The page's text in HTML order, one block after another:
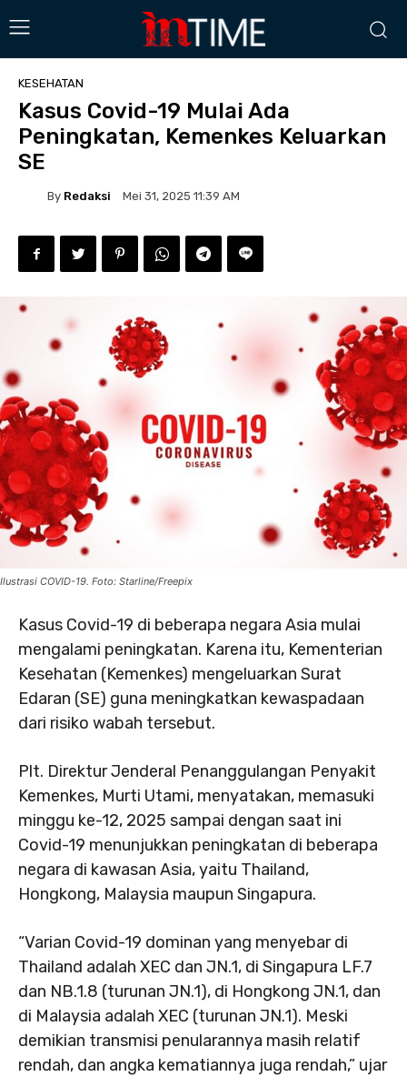
KESEHATAN
Kasus Covid-19 Mulai Ada
Peningkatan, Kemenkes Keluarkan
SE
By Redaksi Mei 31, 2025 11:39 AM
Ilustrasi COVID-19. Foto: Starline/Freepix
Kasus Covid-19 di beberapa negara Asia mulai
mengalami peningkatan. Karena itu, Kementerian
Kesehatan (Kemenkes) mengeluarkan Surat
Edaran (SE) guna meningkatkan kewaspadaan
dari risiko wabah tersebut.
Plt. Direktur Jenderal Penanggulangan Penyakit
Kemenkes, Murti Utami, menyatakan, memasuki
minggu ke-12, 2025 sampai dengan saat ini
Covid-19 menunjukkan peningkatan di beberapa
negara di kawasan Asia, yaitu Thailand,
Hongkong, Malaysia maupun Singapura.
“Varian Covid-19 dominan yang menyebar di
Thailand adalah XEC dan JN.1, di Singapura LF.7
dan NB.1.8 (turunan JN.1), di Hongkong JN.1, dan
di Malaysia adalah XEC (turunan JN.1). Meski
demikian transmisi penularannya masih relatif
rendah, dan angka kematiannya juga rendah,” ujar